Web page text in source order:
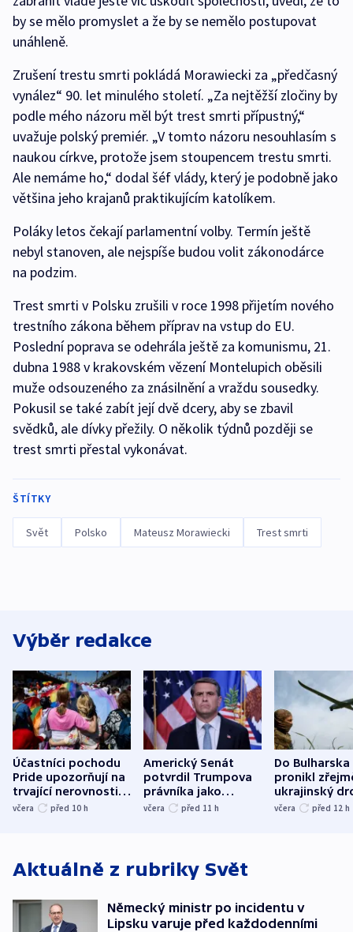
by se mělo promyslet a že by se nemělo postupovat
unáhleně.
Zrušení trestu smrti pokládá Morawiecki za „předčasný
vynález“ 90. let minulého století. „Za nejtěžší zločiny by
podle mého názoru měl být trest smrti přípustný,“
uvažuje polský premiér. „V tomto názoru nesouhlasím s
naukou církve, protože jsem stoupencem trestu smrti.
Ale nemáme ho,“ dodal šéf vlády, který je podobně jako
většina jeho krajanů praktikujícím katolíkem.
Poláky letos čekají parlamentní volby. Termín ještě
nebyl stanoven, ale nejspíše budou volit zákonodárce
na podzim.
Trest smrti v Polsku zrušili v roce 1998 přijetím nového
trestního zákona během příprav na vstup do EU.
Poslední poprava se odehrála ještě za komunismu, 21.
dubna 1988 v krakovském vězení Montelupich oběsili
muže odsouzeného za znásilnění a vraždu sousedky.
Pokusil se také zabít její dvě dcery, aby se zbavil
svědků, ale dívky přežily. O několik týdnů později se
trest smrti přestal vykonávat.
ŠTÍTKY
Svět Polsko Mateusz Morawiecki Trest smrti
Výběr redakce
Účastníci pochodu
Pride upozorňují na
trvající nerovnosti i
společenskou
včera před 10 h
Americký Senát
potvrdil Trumpova
právníka jako
ministra
včera před 11 h
Do Bulharska
pronikl
ukrajinský
explodoval
včera před 12 h
Aktuálně z rubriky Svět
Německý ministr po incidentu v
Lipsku varuje před každodenními